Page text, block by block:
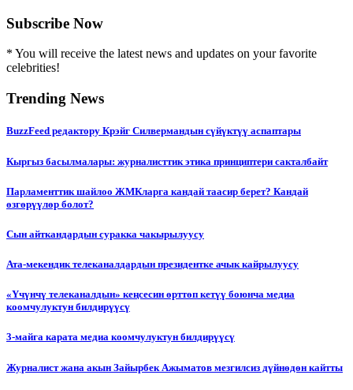
Subscribe Now
* You will receive the latest news and updates on your favorite
celebrities!
Trending News
BuzzFeed редактору Крэйг Силвермандын сүйүктүү аспаптары
Кыргыз басылмалары: журналисттик этика принциптери сакталбайт
Парламенттик шайлоо ЖМКларга кандай таасир берет? Кандай
өзгөрүүлөр болот?
Сын айткандардын суракка чакырылуусу
Ата-мекендик телеканалдардын президентке ачык кайрылуусу
«Үчүнчү телеканалдын» кеңсесин өрттөп кетүү боюнча медиа
коомчулуктун билдирүүсү
3-майга карата медиа коомчулуктун билдирүүсү
Журналист жана акын Зайырбек Ажыматов мезгилсиз дүйнөдөн кайтты